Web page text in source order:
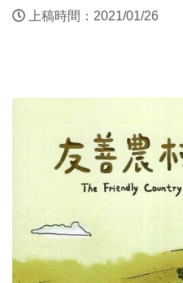
上稿時間：2021/01/26